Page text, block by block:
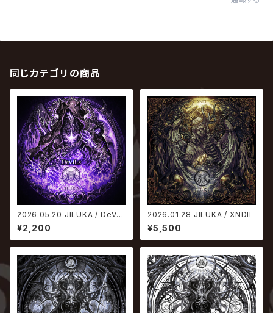
同じカテゴリの商品
2026.05.20 JILUKA / DeViL
s
¥2,200
2026.01.28 JILUKA / XNDII
¥5,500